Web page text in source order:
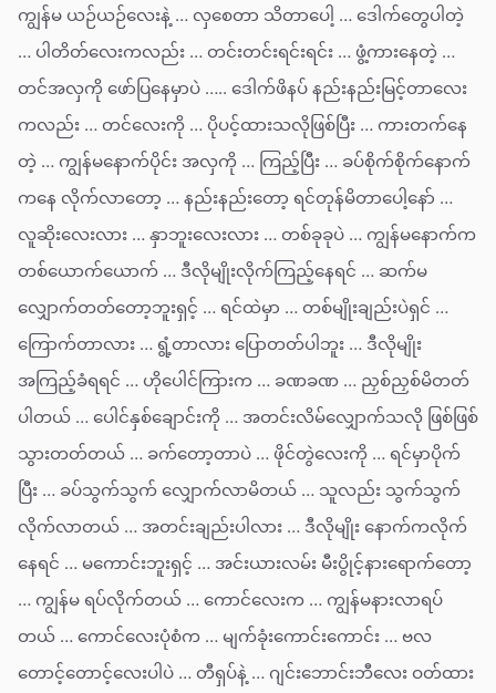
ကျွန်မ ယဉ်ယဉ်လေးနဲ့ … လှစေတာ သိတာပေါ့ … ဒေါက်တွေပါတဲ့
… ပါတိတ်လေးကလည်း … တင်းတင်းရင်းရင်း … ဖွံ့ကားနေတဲ့ …
တင်အလှကို ဖော်ပြနေမှာပဲ ….. ဒေါက်ဖိနပ် နည်းနည်းမြင့်တာလေး
ကလည်း … တင်လေးကို … ပိုပင့်ထားသလိုဖြစ်ပြီး … ကားတက်နေ
တဲ့ … ကျွန်မနောက်ပိုင်း အလှကို … ကြည့်ပြီး … ခပ်စိုက်စိုက်နောက်
ကနေ လိုက်လာတော့ … နည်းနည်းတော့ ရင်တုန်မိတာပေါ့နော် …
လူဆိုးလေးလား … နှာဘူးလေးလား … တစ်ခုခုပဲ … ကျွန်မနောက်က
တစ်ယောက်ယောက် … ဒီလိုမျိုးလိုက်ကြည့်နေရင် … ဆက်မ
လျှောက်တတ်တော့ဘူးရှင့် … ရင်ထဲမှာ … တစ်မျိုးချည်းပဲရှင် …
ကြောက်တာလား … ရွံ့တာလား ပြောတတ်ပါဘူး … ဒီလိုမျိုး
အကြည့်ခံရရင် … ဟိုပေါင်ကြားက … ခဏခဏ … ညှစ်ညှစ်မိတတ်
ပါတယ် … ပေါင်နှစ်ချောင်းကို … အတင်းလိမ်လျှောက်သလို ဖြစ်ဖြစ်
သွားတတ်တယ် … ခက်တော့တာပဲ … ဖိုင်တွဲလေးကို … ရင်မှာပိုက်
ပြီး … ခပ်သွက်သွက် လျှောက်လာမိတယ် … သူလည်း သွက်သွက်
လိုက်လာတယ် … အတင်းချည်းပါလား … ဒီလိုမျိုး နောက်ကလိုက်
နေရင် … မကောင်းဘူးရှင့် … အင်းယားလမ်း မီးပွိုင့်နားရောက်တော့
… ကျွန်မ ရပ်လိုက်တယ် … ကောင်လေးက … ကျွန်မနားလာရပ်
တယ် … ကောင်လေးပုံစံက … မျက်ခုံးကောင်းကောင်း … ဗလ
တောင့်တောင့်လေးပါပဲ … တီရှပ်နဲ့ … ဂျင်းဘောင်းဘီလေး ဝတ်ထား